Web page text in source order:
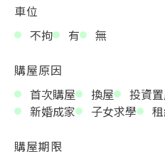
車位
不拘
有 無
購屋原因
首次購屋
換屋 投資
新婚成家
子女求學
購屋期限